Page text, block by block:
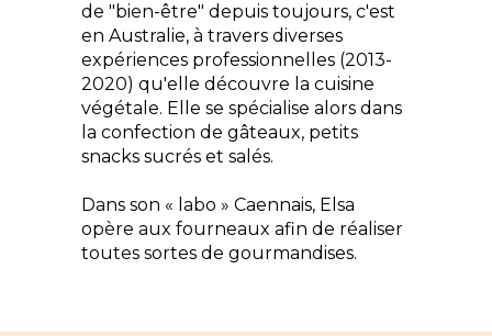
de "bien-être" depuis toujours, c'est
en Australie, à travers diverses
expériences professionnelles (2013-
2020) qu'elle découvre la cuisine
végétale. Elle se spécialise alors dans
la confection de gâteaux, petits
snacks sucrés et salés.
Dans son « labo » Caennais, Elsa
opère aux fourneaux afin de réaliser
toutes sortes de gourmandises.